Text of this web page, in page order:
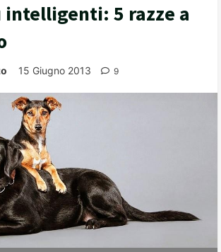
intelligenti: 5 razze a
15 Giugno 2013 9